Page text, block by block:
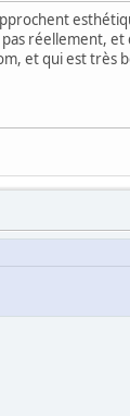
réellement,
et qui est très